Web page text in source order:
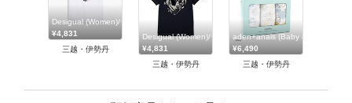
Desigual (Women)/デシグアル
¥4,831
三越・伊勢丹
Desigual (Women)/デシグアル
¥4,831
三越・伊勢丹
aden+anais (Baby & Kids)/エイ
¥6,490
三越・伊勢丹